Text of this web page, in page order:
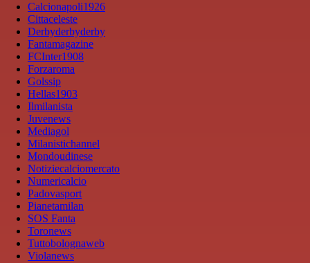
Calcionapoli1926
Cittaceleste
Derbyderbyderby
Fantamagazine
FCInter1908
Forzaroma
Golssip
Hellas1903
Ilmilanista
Juvenews
Mediagol
Milanistichannel
Mondoudinese
Notiziecalciomercato
Numericalcio
Padovasport
Pianetamilan
SOS Fanta
Toronews
Tuttobolognaweb
Violanews